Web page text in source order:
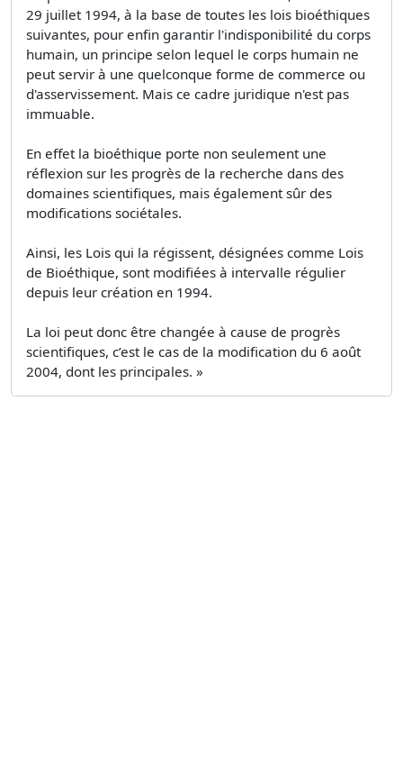
29 juillet 1994, à la base de toutes les lois bioéthiques
suivantes, pour enfin garantir l'indisponibilité du corps
humain, un principe selon lequel le corps humain ne
peut servir à une quelconque forme de commerce ou
d'asservissement. Mais ce cadre juridique n'est pas
immuable.
En effet la bioéthique porte non seulement une
réflexion sur les progrès de la recherche dans des
domaines scientifiques, mais également sûr des
modifications sociétales.
Ainsi, les Lois qui la régissent, désignées comme Lois
de Bioéthique, sont modifiées à intervalle régulier
depuis leur création en 1994.
La loi peut donc être changée à cause de progrès
scientifiques, c’est le cas de la modification du 6 août
2004, dont les principales. »